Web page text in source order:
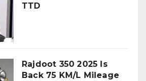
TTD
Rajdoot 350 2025 Is
Back 75 KM/L Mileage